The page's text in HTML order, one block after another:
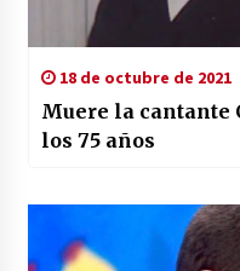
18 de octubre de 2021
Muere la cantante
los 75 años